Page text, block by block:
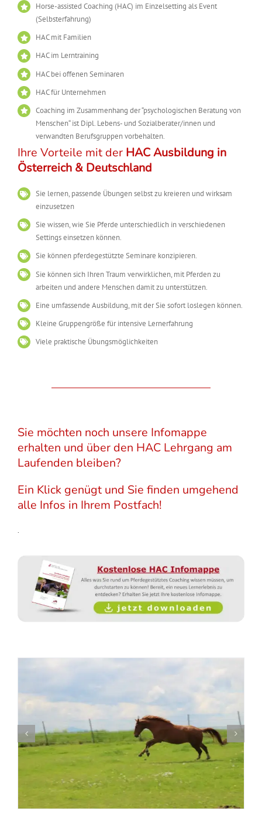
Horse-assisted Coaching (HAC) im Einzelsetting als Event
(Selbsterfahrung)
HAC mit Familien
HAC im Lerntraining
HAC bei offenen Seminaren
HAC für Unternehmen
Coaching im Zusammenhang der “psychologischen Beratung von
Menschen“ ist Dipl. Lebens- und Sozialberater/innen und
verwandten Berufsgruppen vorbehalten.
Ihre Vorteile mit der HAC Ausbildung in
Österreich & Deutschland
Sie lernen, passende Übungen selbst zu kreieren und wirksam
einzusetzen
Sie wissen, wie Sie Pferde unterschiedlich in verschiedenen
Settings einsetzen können.
Sie können pferdegestützte Seminare konzipieren.
Sie können sich Ihren Traum verwirklichen, mit Pferden zu
arbeiten und andere Menschen damit zu unterstützen.
Eine umfassende Ausbildung, mit der Sie sofort loslegen können.
Kleine Gruppengröße für intensive Lernerfahrung
Viele praktische Übungsmöglichkeiten
Sie möchten noch unsere Infomappe
erhalten und über den HAC Lehrgang am
Laufenden bleiben?
Ein Klick genügt und Sie finden umgehend
alle Infos in Ihrem Postfach!
.